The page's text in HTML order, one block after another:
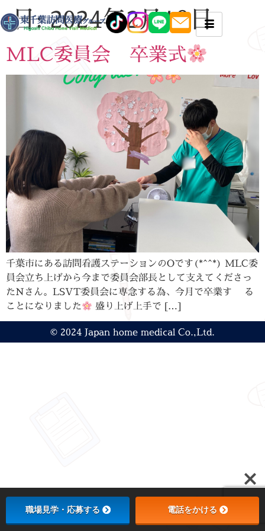
日:2024年2月19日
MLC委員会 卒業式
千葉市にある訪問看護ステーションのOです(*^^*) MLC委
員会立ち上げから今まで委員会部長として支えてくださっ
たNさん。LSVT委員会に専念する為、今月で卒業す る
ことになりました
盛り上げ上手で […]
© 2024 Japan home medical Co.,Ltd.
職場見学・応募する 電話をかける